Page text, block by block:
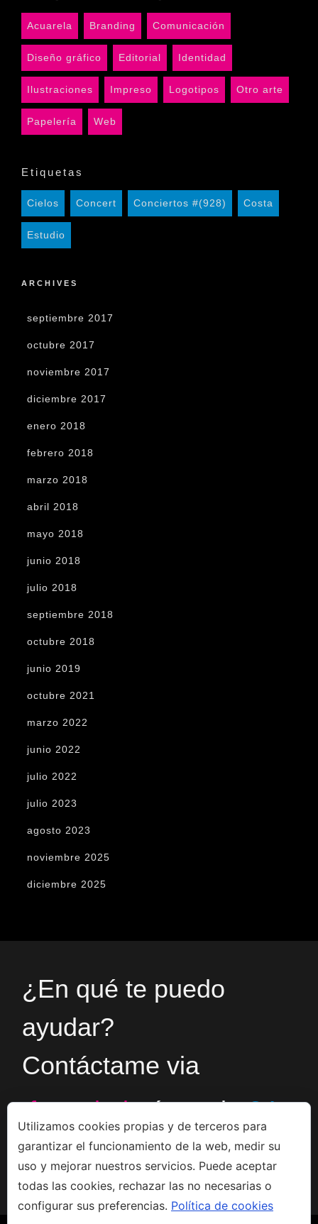
Acuarela Branding Comunicación
Diseño gráfico Editorial Identidad
Ilustraciones Impreso Logotipos Otro arte
Papelería Web
Etiquetas
Cielos Concert Conciertos #(928) Costa
Estudio
ARCHIVES
septiembre 2017
octubre 2017
noviembre 2017
diciembre 2017
enero 2018
febrero 2018
marzo 2018
abril 2018
mayo 2018
junio 2018
julio 2018
septiembre 2018
octubre 2018
junio 2019
octubre 2021
marzo 2022
junio 2022
julio 2022
julio 2023
agosto 2023
noviembre 2025
diciembre 2025
¿En qué te puedo
ayudar?
Contáctame via
formularioó en el+34
666533308
Utilizamos cookies propias y de terceros para
garantizar el funcionamiento de la web, medir su
uso y mejorar nuestros servicios. Puede aceptar
todas las cookies, rechazar las no necesarias o
configurar sus preferencias. Política de cookies